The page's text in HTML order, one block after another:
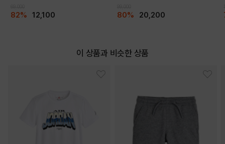
DETAILS
82% 12,100 80% 20,200
이 상품과 비슷한 상품